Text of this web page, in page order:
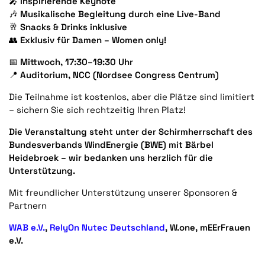
🎶 Musikalische Begleitung durch eine Live-Band
🥂 Snacks & Drinks inklusive
👥 Exklusiv für Damen – Women only!
📅 Mittwoch, 17:30–19:30 Uhr
📍 Auditorium, NCC (Nordsee Congress Centrum)
Die Teilnahme ist kostenlos, aber die Plätze sind limitiert
– sichern Sie sich rechtzeitig Ihren Platz!
Die Veranstaltung steht unter der Schirmherrschaft des
Bundesverbands WindEnergie (BWE) mit Bärbel
Heidebroek – wir bedanken uns herzlich für die
Unterstützung.
Mit freundlicher Unterstützung unserer Sponsoren &
Partnern
WAB e.V., RelyOn Nutec Deutschland, W.one, mEErFrauen
e.V.